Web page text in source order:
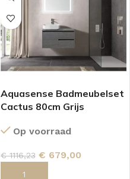
Aquasense Badmeubelset
Cactus 80cm Grijs
Op voorraad
€1116,23 € 679,00